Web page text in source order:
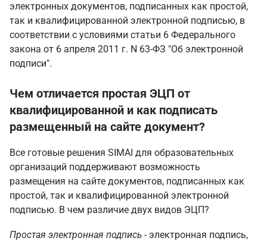
электронных документов, подписанных как простой,
так и квалифицированной электронной подписью, в
соответствии с условиями статьи 6 Федерального
закона от 6 апреля 2011 г. N 63-ФЗ "Об электронной
подписи".
Чем отличается простая ЭЦП от
квалифицированной и как подписать
размещенный на сайте документ?
Все готовые решения SIMAI для образовательных
организаций поддерживают возможность
размещения на сайте документов, подписанных как
простой, так и квалифицированной электронной
подписью. В чем различие двух видов ЭЦП?
Простая электронная подпись - электронная подпись,